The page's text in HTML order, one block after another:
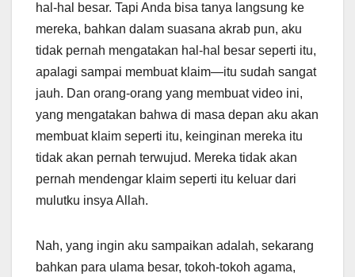
hal-hal besar. Tapi Anda bisa tanya langsung ke
mereka, bahkan dalam suasana akrab pun, aku
tidak pernah mengatakan hal-hal besar seperti itu,
apalagi sampai membuat klaim—itu sudah sangat
jauh. Dan orang-orang yang membuat video ini,
yang mengatakan bahwa di masa depan aku akan
membuat klaim seperti itu, keinginan mereka itu
tidak akan pernah terwujud. Mereka tidak akan
pernah mendengar klaim seperti itu keluar dari
mulutku insya Allah.
Nah, yang ingin aku sampaikan adalah, sekarang
bahkan para ulama besar, tokoh-tokoh agama,